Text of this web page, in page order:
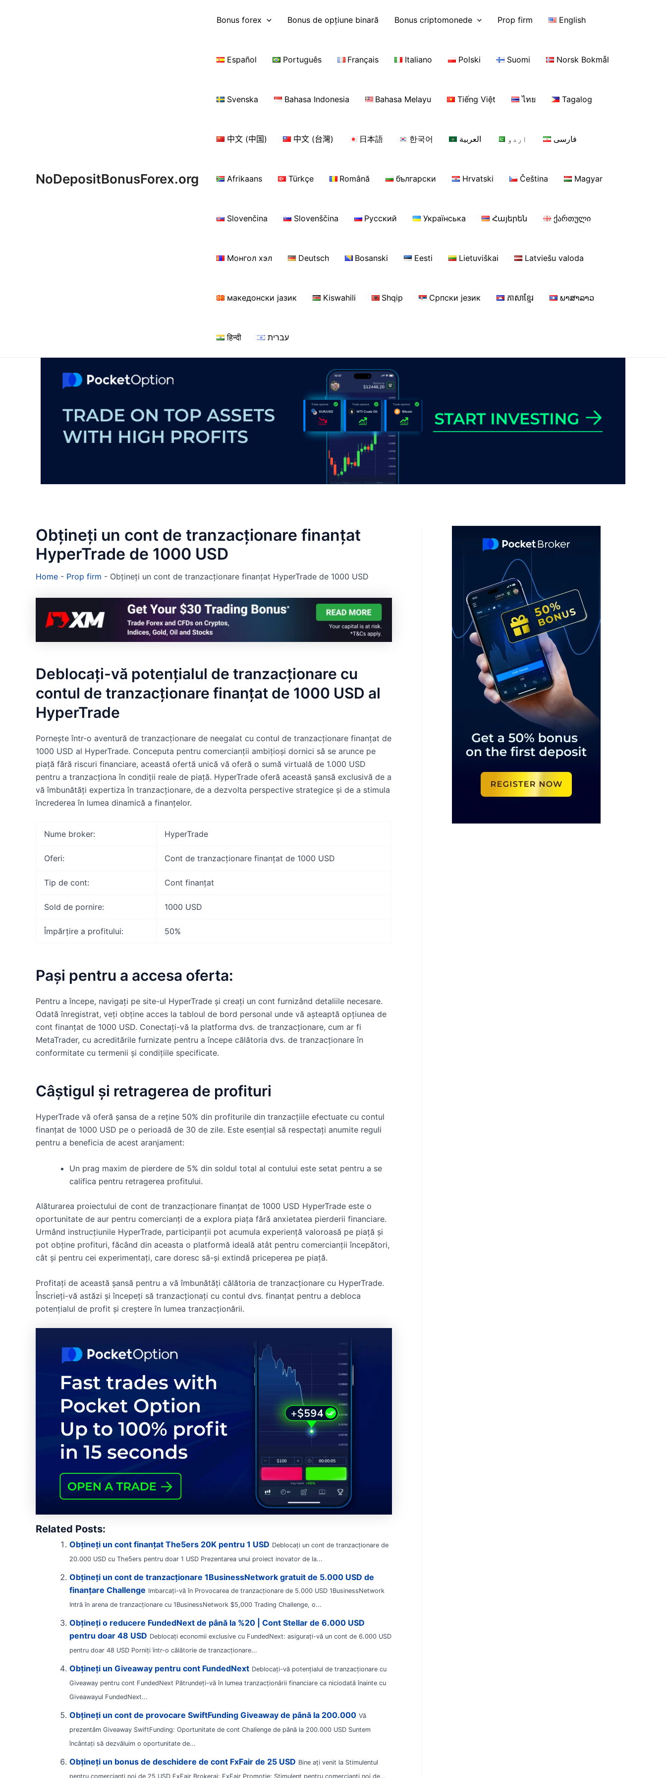
NoDepositBonusForex.org
Bonus forex Bonus de opțiune binară Bonus criptomonede Prop firm English
Español Português Français Italiano Polski Suomi Norsk Bokmål
Svenska Bahasa Indonesia Bahasa Melayu Tiếng Việt ไทย Tagalog
中文 (中国) 中文 (台灣) 日本語 한국어 العربية اردو فارسی
Afrikaans Türkçe Română български Hrvatski Čeština Magyar
Slovenčina Slovenščina Русский Українська Հայերեն ქართული
Монгол хэл Deutsch Bosanski Eesti Lietuviškai Latviešu valoda
македонски јазик Kiswahili Shqip Српски језик ភាសាខ្មែរ ພາສາລາວ
हिन्दी עברית
Obțineți un cont de tranzacționare finanțat
HyperTrade de 1000 USD
Home - Prop firm - Obțineți un cont de tranzacționare finanțat HyperTrade de 1000 USD
Deblocați-vă potențialul de tranzacționare cu
contul de tranzacționare finanțat de 1000 USD al
HyperTrade
Pornește într-o aventură de tranzacționare de neegalat cu contul de tranzacționare finanțat de
1000 USD al HyperTrade. Conceputa pentru comercianții ambițioși dornici să se arunce pe
piață fără riscuri financiare, această ofertă unică vă oferă o sumă virtuală de 1.000 USD
pentru a tranzacționa în condiții reale de piață. HyperTrade oferă această șansă exclusivă de a
vă îmbunătăți expertiza în tranzacționare, de a dezvolta perspective strategice și de a stimula
încrederea în lumea dinamică a finanțelor.
Nume broker: HyperTrade
Oferi: Cont de tranzacționare finanțat de 1000 USD
Tip de cont: Cont finanțat
Sold de pornire: 1000 USD
Împărțire a profitului: 50%
Pași pentru a accesa oferta:
Pentru a începe, navigați pe site-ul HyperTrade și creați un cont furnizând detaliile necesare.
Odată înregistrat, veți obține acces la tabloul de bord personal unde vă așteaptă opțiunea de
cont finanțat de 1000 USD. Conectați-vă la platforma dvs. de tranzacționare, cum ar fi
MetaTrader, cu acreditările furnizate pentru a începe călătoria dvs. de tranzacționare în
conformitate cu termenii și condițiile specificate.
Câștigul și retragerea de profituri
HyperTrade vă oferă șansa de a reține 50% din profiturile din tranzacțiile efectuate cu contul
finanțat de 1000 USD pe o perioadă de 30 de zile. Este esențial să respectați anumite reguli
pentru a beneficia de acest aranjament:
Un prag maxim de pierdere de 5% din soldul total al contului este setat pentru a se
califica pentru retragerea profitului.
Alăturarea proiectului de cont de tranzacționare finanțat de 1000 USD HyperTrade este o
oportunitate de aur pentru comercianți de a explora piața fără anxietatea pierderii financiare.
Urmând instrucțiunile HyperTrade, participanții pot acumula experiență valoroasă pe piață și
pot obține profituri, făcând din aceasta o platformă ideală atât pentru comercianții începători,
cât și pentru cei experimentați, care doresc să-și extindă priceperea pe piață.
Profitați de această șansă pentru a vă îmbunătăți călătoria de tranzacționare cu HyperTrade.
Înscrieți-vă astăzi și începeți să tranzacționați cu contul dvs. finanțat pentru a debloca
potențialul de profit și creștere în lumea tranzacționării.
Related Posts:
Obțineți un cont finanțat The5ers 20K pentru 1 USD Deblocați un cont de tranzacționare de
20.000 USD cu The5ers pentru doar 1 USD Prezentarea unui proiect inovator de la...
Obțineți un cont de tranzacționare 1BusinessNetwork gratuit de 5.000 USD de
finanțare Challenge Imbarcați-vă în Provocarea de tranzacționare de 5.000 USD 1BusinessNetwork
Intră în arena de tranzacționare cu 1BusinessNetwork $5,000 Trading Challenge, o...
Obțineți o reducere FundedNext de până la %20 | Cont Stellar de 6.000 USD
pentru doar 48 USD Deblocați economii exclusive cu FundedNext: asigurați-vă un cont de 6.000 USD
pentru doar 48 USD Porniți într-o călătorie de tranzacționare...
Obțineți un Giveaway pentru cont FundedNext Deblocați-vă potențialul de tranzacționare cu
Giveaway pentru cont FundedNext Pătrundeți-vă în lumea tranzacționării financiare ca niciodată înainte cu
Giveawayul FundedNext...
Obțineți un cont de provocare SwiftFunding Giveaway de până la 200.000 Vă
prezentăm Giveaway SwiftFunding: Oportunitate de cont Challenge de până la 200.000 USD Suntem
încântați să dezvăluim o oportunitate de...
Obțineți un bonus de deschidere de cont FxFair de 25 USD Bine ați venit la Stimulentul
pentru comercianți noi de 25 USD FxFair Brokeraj: FxFair Promoție: Stimulent pentru comercianți noi de...